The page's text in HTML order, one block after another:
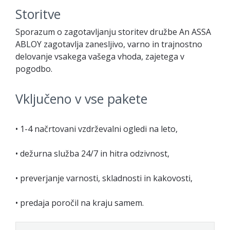
Storitve
Sporazum o zagotavljanju storitev družbe An ASSA
ABLOY zagotavlja zanesljivo, varno in trajnostno
delovanje vsakega vašega vhoda, zajetega v
pogodbo.
Vključeno v vse pakete
• 1-4 načrtovani vzdrževalni ogledi na leto,
• dežurna služba 24/7 in hitra odzivnost,
• preverjanje varnosti, skladnosti in kakovosti,
• predaja poročil na kraju samem.